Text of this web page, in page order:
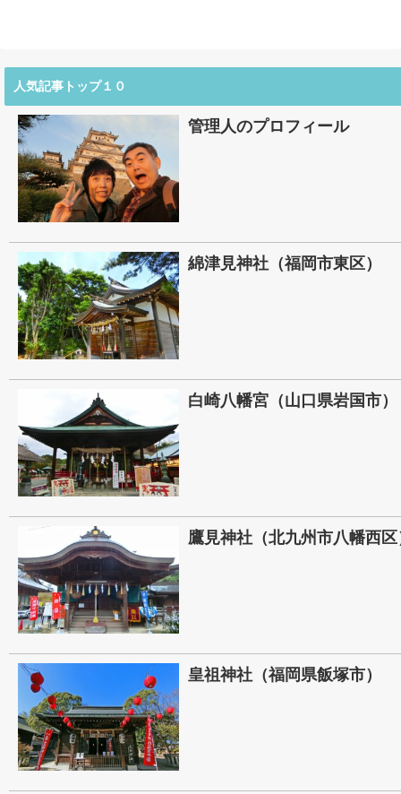
人気記事トップ１０
管理人のプロフィール
綿津見神社（福岡市東区）
白崎八幡宮（山口県岩国市）
鷹見神社（北九州市八幡西区
皇祖神社（福岡県飯塚市）